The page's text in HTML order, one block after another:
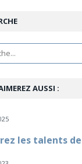
AUSSI :